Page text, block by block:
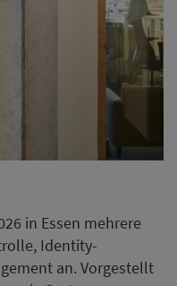
in Essen mehrere
Identity-
an. Vorgestellt
Systeme von
KI-
eigene